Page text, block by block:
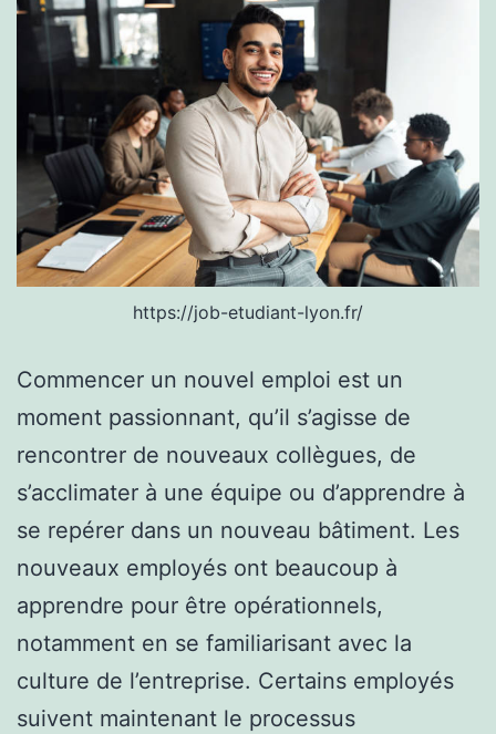
https://job-etudiant-lyon.fr/
Commencer un nouvel emploi est un
moment passionnant, qu’il s’agisse de
rencontrer de nouveaux collègues, de
s’acclimater à une équipe ou d’apprendre à
se repérer dans un nouveau bâtiment. Les
nouveaux employés ont beaucoup à
apprendre pour être opérationnels,
notamment en se familiarisant avec la
culture de l’entreprise. Certains employés
suivent maintenant le processus